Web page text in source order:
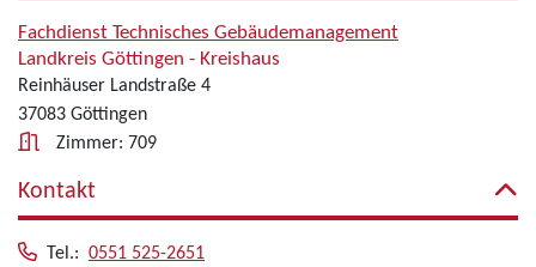
Fachdienst Technisches Gebäudemanagement
Landkreis Göttingen - Kreishaus
Reinhäuser Landstraße 4
37083 Göttingen
Zimmer: 709
Kontakt
Tel.: 0551 525-2651